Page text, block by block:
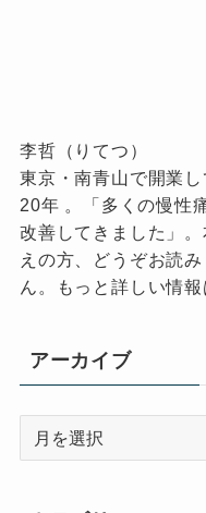
李哲（りてつ）
東京・南青山で開業
20年 。「多くの慢性
改善してきました」
えの方、どうぞお読
ん。もっと詳しい情報
アーカイブ